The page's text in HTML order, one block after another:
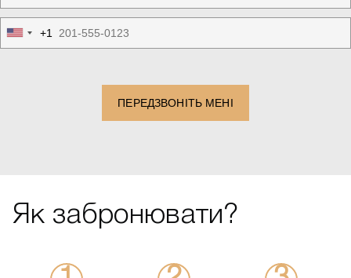
United
States
+1
ПЕРЕДЗВОНІТЬ МЕНІ
Як забронювати?